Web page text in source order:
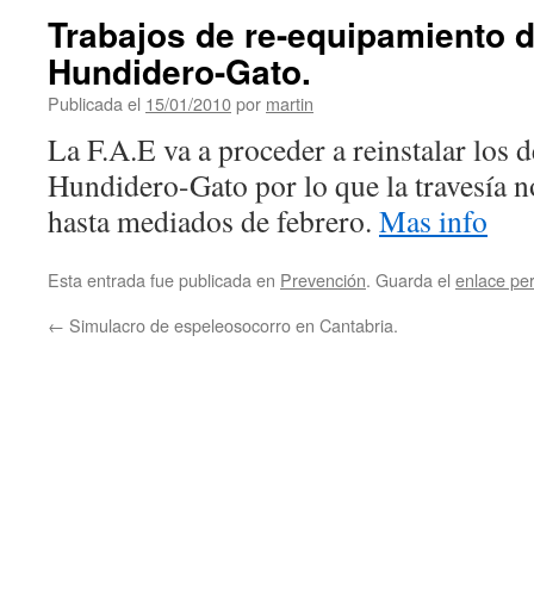
Trabajos de re-equipamiento
Hundidero-Gato.
Publicada el 15/01/2010por martin
La F.A.E va a proceder a reinstalar los
Hundidero-Gato por lo que la travesía
hasta mediados de febrero. Mas info
Esta entrada fue publicada en Prevención. Guarda el enlace
← Simulacro de espeleosocorro en Cantabria.